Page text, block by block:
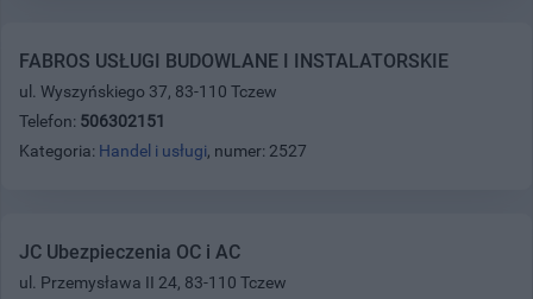
FABROS USŁUGI BUDOWLANE I INSTALATORSKIE
ul. Wyszyńskiego 37, 83-110 Tczew
Telefon: 506302151
Kategoria: Handel i usługi, numer: 2527
JC Ubezpieczenia OC i AC
ul. Przemysława II 24, 83-110 Tczew